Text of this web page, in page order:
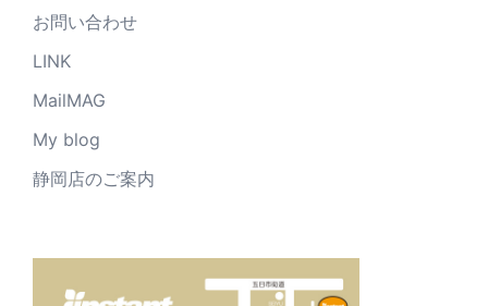
お問い合わせ
LINK
MailMAG
My blog
静岡店のご案内